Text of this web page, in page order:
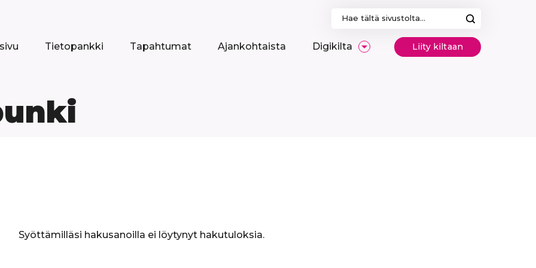
Haku:
Tietopankki Tapahtumat Ajankohtaista Digikilta Liity kiltaan
Syöttämilläsi hakusanoilla ei löytynyt hakutuloksia.